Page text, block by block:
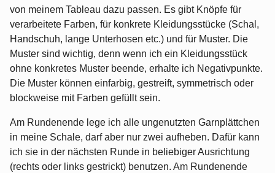
von meinem Tableau dazu passen. Es gibt Knöpfe für
verarbeitete Farben, für konkrete Kleidungsstücke (Schal,
Handschuh, lange Unterhosen etc.) und für Muster. Die
Muster sind wichtig, denn wenn ich ein Kleidungsstück
ohne konkretes Muster beende, erhalte ich Negativpunkte.
Die Muster können einfarbig, gestreift, symmetrisch oder
blockweise mit Farben gefüllt sein.
Am Rundenende lege ich alle ungenutzten Garnplättchen
in meine Schale, darf aber nur zwei aufheben. Dafür kann
ich sie in der nächsten Runde in beliebiger Ausrichtung
(rechts oder links gestrickt) benutzen. Am Rundenende